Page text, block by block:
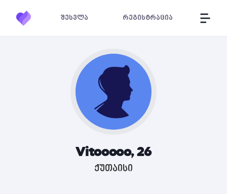
შესვლა რეგისტრაცია
Vitooooo, 26
ქუთაისი